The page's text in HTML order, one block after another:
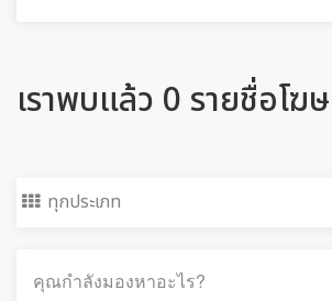
เราพบแล้ว 0 รายชื่อโฆ
ทุกประเภท